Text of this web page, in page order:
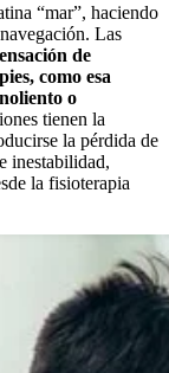
“mar”, haciendo
Las
de
como esa
o
tienen la
la pérdida de
inestabilidad,
la fisioterapia